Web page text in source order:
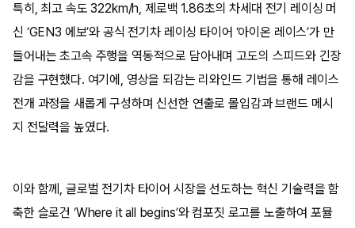
특히, 최고 속도 322km/h, 제로백 1.86초의 차세대 전기 레이싱 머
신 ‘GEN3 에보’와 공식 전기차 레이싱 타이어 ‘아이온 레이스’가 만
들어내는 초고속 주행을 역동적으로 담아내며 고도의 스피드와 긴장
감을 구현했다. 여기에, 영상을 되감는 리와인드 기법을 통해 레이스
전개 과정을 새롭게 구성하며 신선한 연출로 몰입감과 브랜드 메시
지 전달력을 높였다.
이와 함께, 글로벌 전기차 타이어 시장을 선도하는 혁신 기술력을 함
축한 슬로건 ‘Where it all begins’와 컴포짓 로고를 노출하여 포뮬